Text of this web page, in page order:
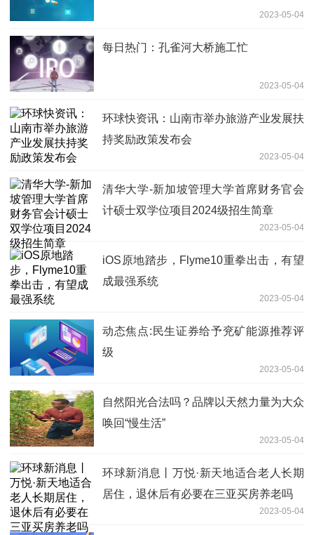
2023-05-04
每日热门：孔雀河大桥施工忙
2023-05-04
环球快资讯：山南市举办旅游产业发展扶
持奖励政策发布会
2023-05-04
清华大学-新加坡管理大学首席财务官会
计硕士双学位项目2024级招生简章
2023-05-04
iOS原地踏步，Flyme10重拳出击，有望
成最强系统
2023-05-04
动态焦点:民生证券给予兖矿能源推荐评
级
2023-05-04
自然阳光合法吗？品牌以天然力量为大众
唤回“慢生活”
2023-05-04
环球新消息丨万悦·新天地适合老人长期
居住，退休后有必要在三亚买房养老吗
2023-05-04